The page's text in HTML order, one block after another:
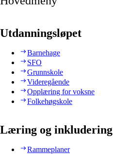
Utdanningsløpet
Barnehage
SFO
Grunnskole
Videregående
Opplæring for voksne
Folkehøgskole
Læring og inkludering
Rammeplaner